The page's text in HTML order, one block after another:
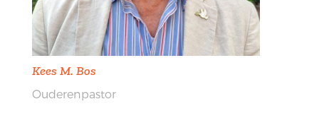
Kees M. Bos
Ouderenpastor